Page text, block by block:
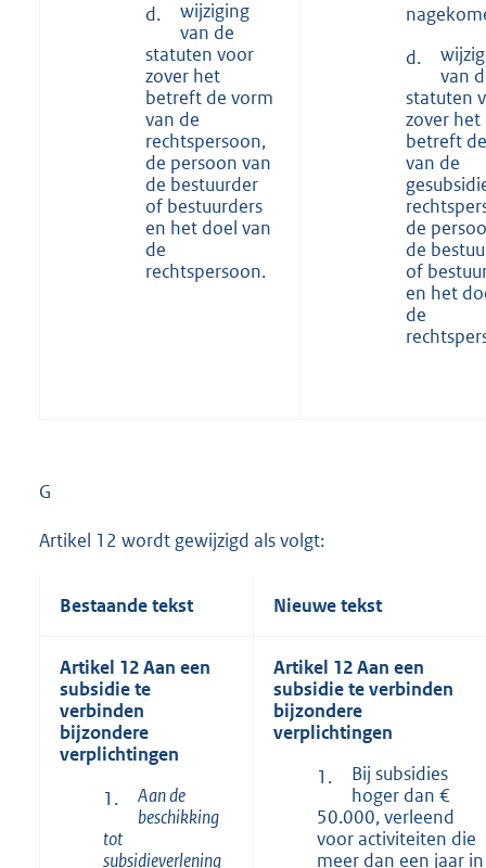
d.
wijziging
van de
statuten voor
zover het
betreft de vorm
van de
rechtspersoon,
de persoon van
de bestuurder
of bestuurders
en het doel van
de
rechtspersoon.
d.
van
statuten
zover het
betreft
van de
de
de
of
en het
de
G
Artikel 12 wordt gewijzigd als volgt:
Bestaande tekst Nieuwe tekst
Artikel 12 Aan een
subsidie te
verbinden
bijzondere
verplichtingen
1.
Aan de
beschikking
tot
subsidieverlening
Artikel 12 Aan een
subsidie te verbinden
bijzondere
verplichtingen
1.
Bij subsidies
hoger dan €
50.000, verleend
voor activiteiten die
meer dan een jaar in